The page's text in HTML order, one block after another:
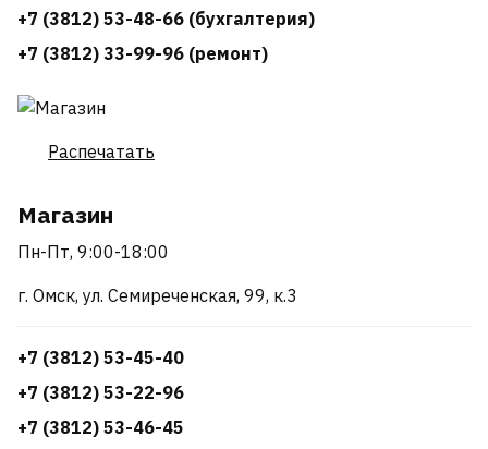
+7 (3812) 53-48-66 (бухгалтерия)
+7 (3812) 33-99-96 (ремонт)
Распечатать
Магазин
Пн-Пт, 9:00-18:00
г. Омск, ул. Семиреченская, 99, к.3
+7 (3812) 53-45-40
+7 (3812) 53-22-96
+7 (3812) 53-46-45